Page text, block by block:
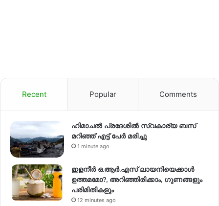
Recent Popular Comments
ഹിമാചല്‍ പ്രദേശില്‍ സ്വകാര്യ ബസ്
മറിഞ്ഞ് എട്ട് പേര്‍ മരിച്ചു
1 minute ago
ഇളനീർ ഒ.ആർ.എസ് ലായനിയെക്കാൾ
ഉത്തമമോ?, അറിഞ്ഞിരിക്കാം, ഗുണങ്ങളും
പരിമിതികളും
12 minutes ago